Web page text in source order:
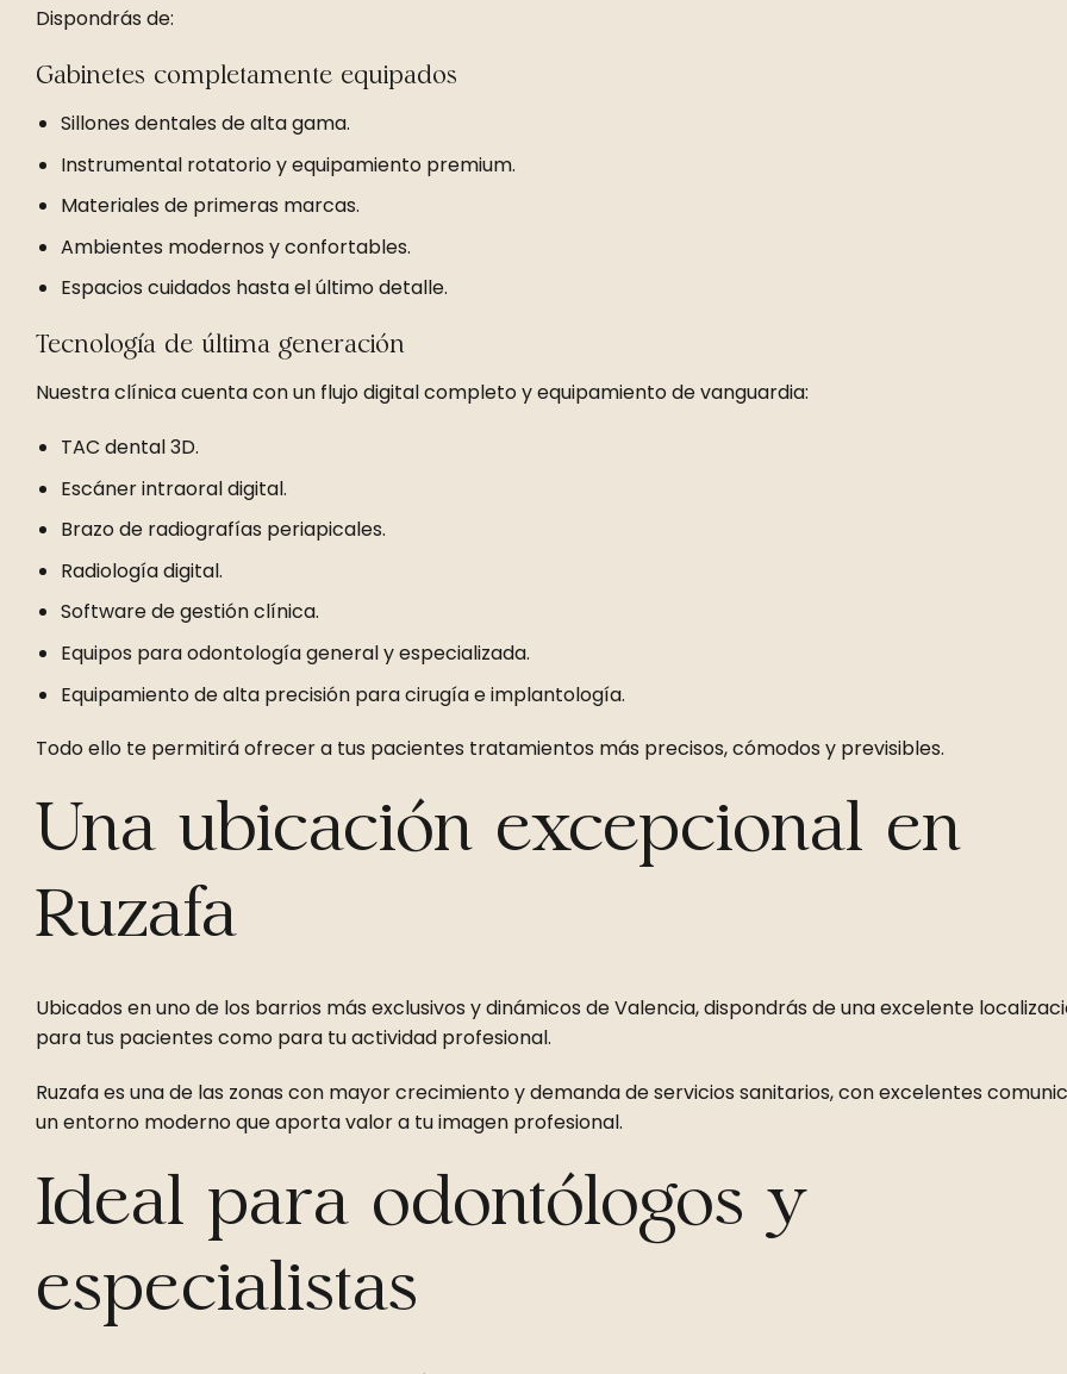
Dispondrás de:
Gabinetes completamente equipados
Sillones dentales de alta gama.
Instrumental rotatorio y equipamiento premium.
Materiales de primeras marcas.
Ambientes modernos y confortables.
Espacios cuidados hasta el último detalle.
Tecnología de última generación
Nuestra clínica cuenta con un flujo digital completo y equipamiento de vanguardia:
TAC dental 3D.
Escáner intraoral digital.
Brazo de radiografías periapicales.
Radiología digital.
Software de gestión clínica.
Equipos para odontología general y especializada.
Equipamiento de alta precisión para cirugía e implantología.
Todo ello te permitirá ofrecer a tus pacientes tratamientos más precisos, cómodos y previsibles.
Una ubicación excepcional en
Ruzafa
Ubicados en uno de los barrios más exclusivos y dinámicos de Valencia, dispondrás de una excelente
para tus pacientes como para tu actividad profesional.
Ruzafa es una de las zonas con mayor crecimiento y demanda de servicios sanitarios, con excelentes
un entorno moderno que aporta valor a tu imagen profesional.
Ideal para odontólogos y
especialistas